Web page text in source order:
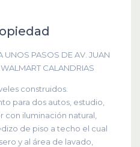
UNOS PASOS DE AV. JUAN
CALANDRIAS
construidos.
para dos autos, estudio,
iluminación natural,
de piso a techo el cual
y al área de lavado,